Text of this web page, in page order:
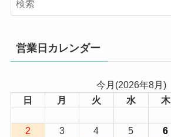
営業日カレンダー
今月(2026年8月)
日
月 火 水 木
2
3 4 5 6